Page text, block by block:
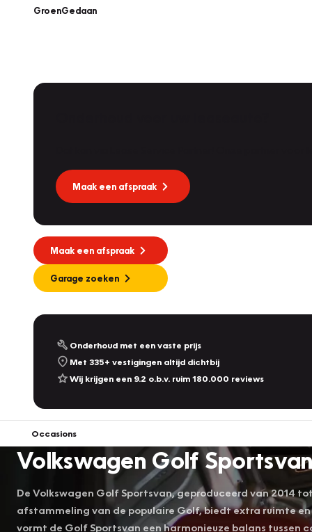
GroenGedaan
Maak een afspraak
Maak een afspraak
Garage zoeken
Onderhoud met een vaste prijs
Met 335+ vestigingen altijd dichtbij
Wij krijgen een 9.2 o.b.v. ruim 180.000 reviews
Occasions
Volkswagen Golf
De Volkswagen Golf Sportsvan, geproduceerd van 2014
afstammeling van de populaire Golf, biedt extra ruimte
vormt de Golf Sportsvan een harmonieuze balans